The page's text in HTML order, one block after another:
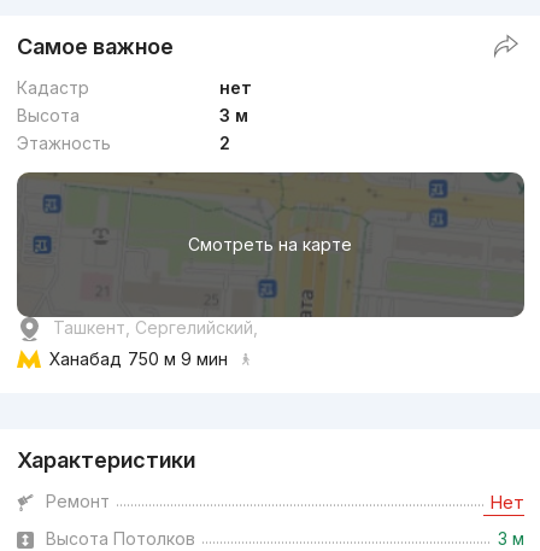
Самое важное
Кадастр
нет
Высота
3 м
Этажность
2
Смотреть на карте
Ташкент, Сергелийский,
Ханабад 750 м 9 мин
Характеристики
Ремонт Нет
Высота Потолков 3 м